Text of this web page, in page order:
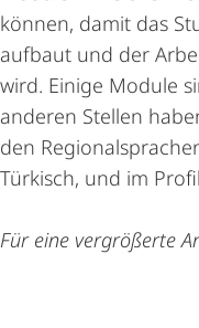
können, damit das
aufbaut und der
wird. Einige Module
anderen Stellen
den
Türkisch, und im
Für eine vergrößerte